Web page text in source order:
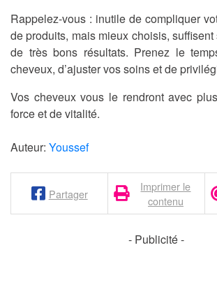
Rappelez-vous : inutile de compliquer
de produits, mais mieux choisis,
de très bons résultats. Prenez le
cheveux, d’ajuster vos soins et de
Vos cheveux vous le rendront avec
force et de vitalité.
Auteur: Youssef
Partager
Imprimer le
contenu
- Publicité -